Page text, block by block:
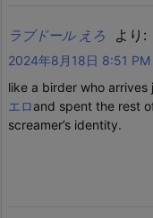
ラブドール えろ より:
2024年8月18日 8:51 PM
like a birder who
エロand spent the rest
screamer’s identity.